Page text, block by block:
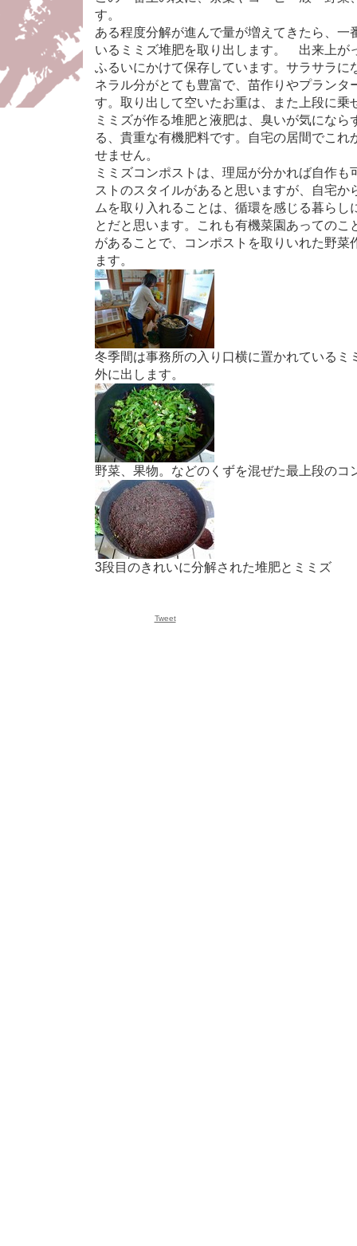
す。
ある程度分解が進んで量が増えてきたら、一
いるミミズ堆肥を取り出します。 出来上が
ふるいにかけて保存しています。サラサラに
ネラル分がとても豊富で、苗作りやプランタ
す。取り出して空いたお重は、また上段に乗
ミミズが作る堆肥と液肥は、臭いが気になら
る、貴重な有機肥料です。自宅の居間でこれ
せません。
ミミズコンポストは、理屈が分かれば自作も
ストのスタイルがあると思いますが、自宅か
ムを取り入れることは、循環を感じる暮らし
とだと思います。これも有機菜園あってのこ
があることで、コンポストを取りいれた野菜
ます。
冬季間は事務所の入り口横に置かれているミ
外に出します。
野菜、果物。などのくずを混ぜた最上段のコ
3段目のきれいに分解された堆肥とミミズ
Tweet